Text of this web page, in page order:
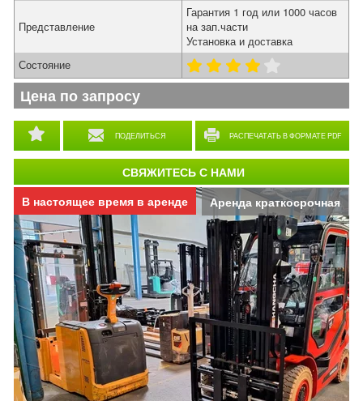
Аренда краткосрочная
В настоящее время в аренде
ПОДЕЛИТЬСЯ РАСПЕЧАТАТЬ В ФОРМАТЕ PDF
Представление
Гарантия 1 год или 1000 часов
на зап.части
Установка и доставка
Состояние
Цена по запросу
СВЯЖИТЕСЬ С НАМИ